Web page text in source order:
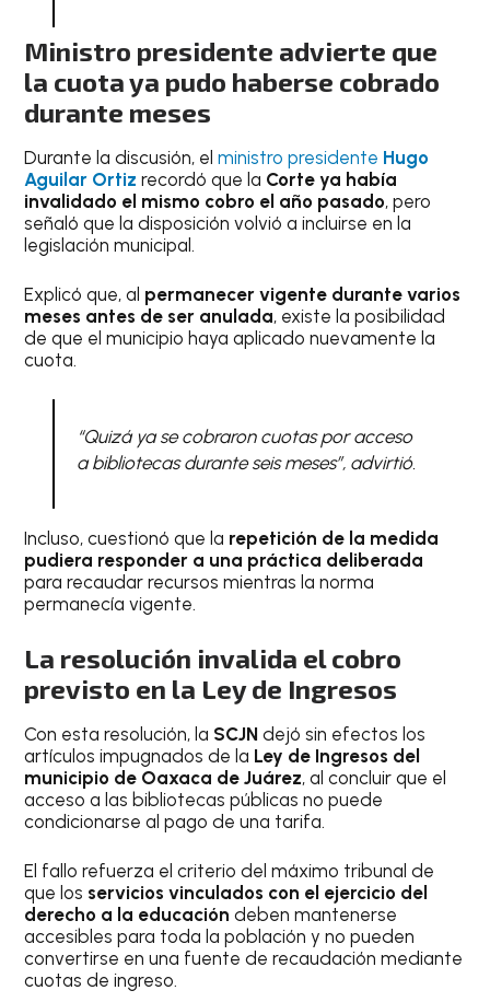
Ministro presidente advierte que
la cuota ya pudo haberse cobrado
durante meses
Durante la discusión, elministro presidente Hugo
Aguilar Ortiz recordó que la Corte ya había
invalidado el mismo cobro el año pasado, pero
señaló que la disposición volvió a incluirse en la
legislación municipal.
Explicó que, al permanecer vigente durante varios
meses antes de ser anulada, existe la posibilidad
de que el municipio haya aplicado nuevamente la
cuota.
“Quizá ya se cobraron cuotas por acceso
a bibliotecas durante seis meses”, advirtió.
Incluso, cuestionó que la repetición de la medida
pudiera responder a una práctica deliberada
para recaudar recursos mientras la norma
permanecía vigente.
La resolución invalida el cobro
previsto en la Ley de Ingresos
Con esta resolución, la SCJN dejó sin efectos los
artículos impugnados de la Ley de Ingresos del
municipio de Oaxaca de Juárez, al concluir que el
acceso a las bibliotecas públicas no puede
condicionarse al pago de una tarifa.
El fallo refuerza el criterio del máximo tribunal de
que los servicios vinculados con el ejercicio del
derecho a la educación deben mantenerse
accesibles para toda la población y no pueden
convertirse en una fuente de recaudación mediante
cuotas de ingreso.